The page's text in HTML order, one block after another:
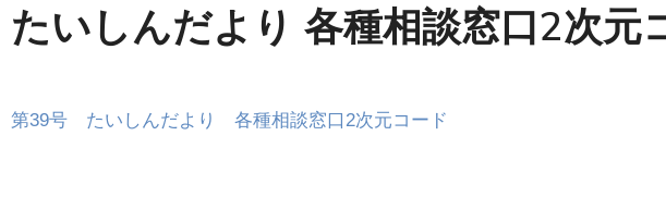
たいしんだより 各種相談窓口2次元
第39号 たいしんだより 各種相談窓口2次元コード